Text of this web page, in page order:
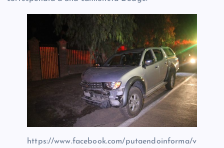
https://www.facebook.com/putaendoinforma/v